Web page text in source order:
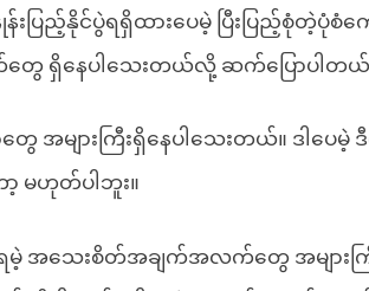
ြည့်နိုင်ပွဲရရှိထားပေမဲ့ ပြီးပြည့်စုံတဲ့ပုံစံက
ေ ရှိနေပါသေးတယ်လို့ ဆက်ပြောပါတယ်
အများကြီးရှိနေပါသေးတယ်။ ဒါပေမဲ့
မဟုတ်ပါဘူး။
မဲ့ အသေးစိတ်အချက်အလက်တွေ အမျာ